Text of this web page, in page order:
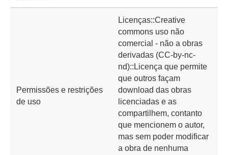
Permissões e restrições
de uso
Licenças::Creative
commons uso não
comercial - não a obras
derivadas (CC-by-nc-
nd)::Licença que permite
que outros façam
download das obras
licenciadas e as
compartilhem, contanto
que mencionem o autor,
mas sem poder modificar
a obra de nenhuma